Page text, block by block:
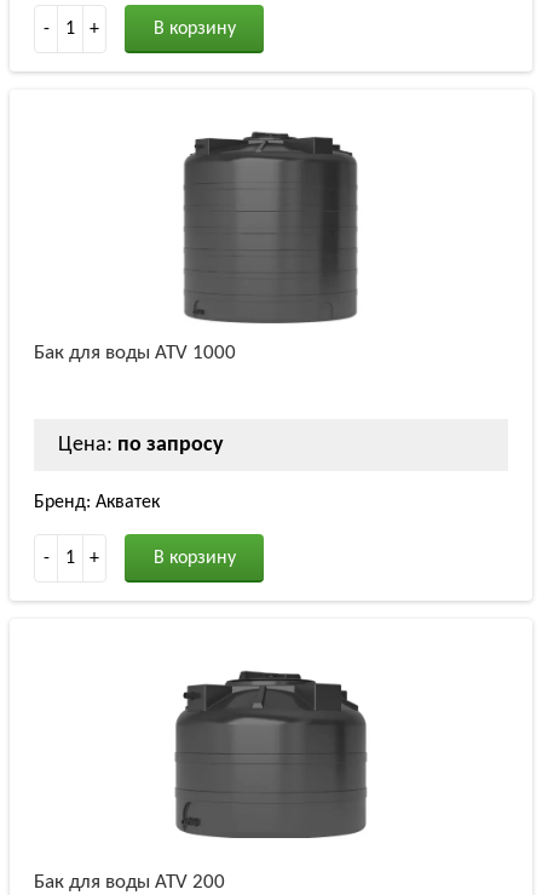
- 1 + В корзину
Бак для воды ATV 1000
Цена: по запросу
Бренд: Акватек
- 1 + В корзину
Бак для воды ATV 200